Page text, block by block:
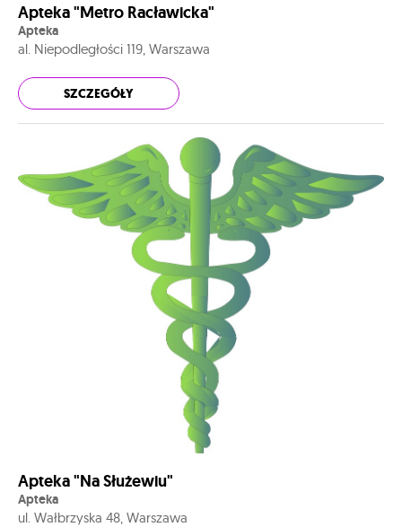
Apteka "Metro Racławicka"
Apteka
al. Niepodległości 119, Warszawa
SZCZEGÓŁY
Apteka "Na Służewiu"
Apteka
ul. Wałbrzyska 48, Warszawa